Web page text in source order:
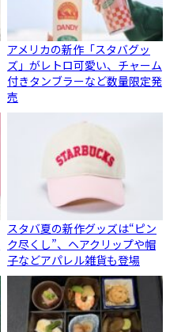
アメリカの新作「スタバグッ
ズ」がレトロ可愛い、チャーム
付きタンブラーなど数量限定発
売
スタバ夏の新作グッズは“ピン
ク尽くし”、ヘアクリップや帽
子などアパレル雑貨も登場